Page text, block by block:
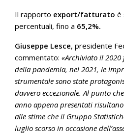
Il rapporto export/fatturato è
percentuali, fino a 65,2%.
Giuseppe Lesce, presidente
commentato: «Archiviato il
della pandemia, nel 2021, le
strumentale sono state
davvero eccezionale. Al punto
anno appena presentati
alle stime che il Gruppo
luglio scorso in occasione